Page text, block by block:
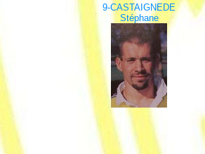
9-CASTAIGNEDE
Stéphane